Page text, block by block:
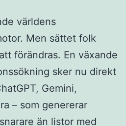
världens
Men sättet folk
förändras. En växande
sker nu direkt
Gemini,
– som genererar
än listor med